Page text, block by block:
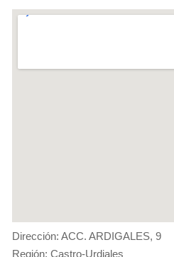
Dirección: ACC. ARDIGALES, 9
Región: Castro-Urdiales